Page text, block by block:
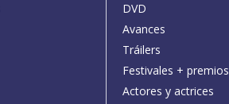
DVD
Avances
Tráilers
Festivales + premios
Actores y actrices